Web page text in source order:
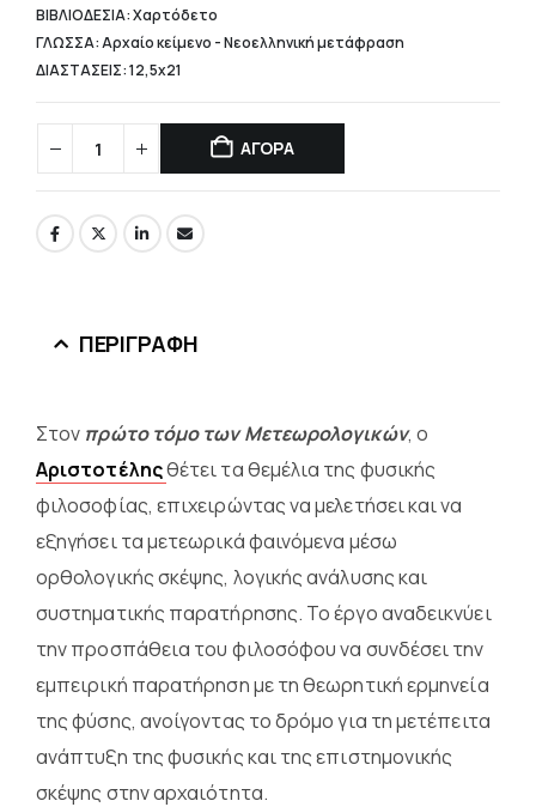
ΒΙΒΛΙΟΔΕΣΙΑ: Χαρτόδετο
ΓΛΩΣΣΑ: Αρχαίο κείμενο - Νεοελληνική μετάφραση
ΔΙΑΣΤΑΣΕΙΣ: 12,5x21
ΑΓΟΡΑ
ΠΕΡΙΓΡΑΦΉ
Στον πρώτο τόμο των Μετεωρολογικών, ο
Αριστοτέληςθέτει τα θεμέλια της φυσικής
φιλοσοφίας, επιχειρώντας να μελετήσει και να
εξηγήσει τα μετεωρικά φαινόμενα μέσω
ορθολογικής σκέψης, λογικής ανάλυσης και
συστηματικής παρατήρησης. Το έργο αναδεικνύει
την προσπάθεια του φιλοσόφου να συνδέσει την
εμπειρική παρατήρηση με τη θεωρητική ερμηνεία
της φύσης, ανοίγοντας το δρόμο για τη μετέπειτα
ανάπτυξη της φυσικής και της επιστημονικής
σκέψης στην αρχαιότητα.